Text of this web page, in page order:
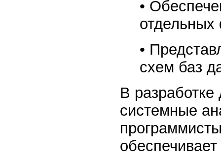
•
отдельных
•
схем баз
В разработке
системные